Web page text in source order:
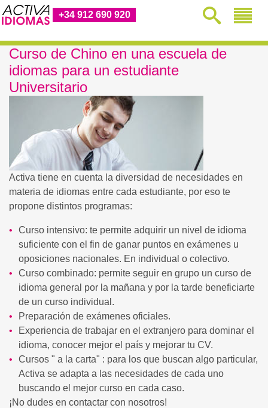
+34 912 690 920
Curso de Chino en una escuela de
idiomas para un estudiante
Universitario
Activa tiene en cuenta la diversidad de necesidades en
materia de idiomas entre cada estudiante, por eso te
propone distintos programas:
Curso intensivo: te permite adquirir un nivel de idioma
suficiente con el fin de ganar puntos en exámenes u
oposiciones nacionales. En individual o colectivo.
Curso combinado: permite seguir en grupo un curso de
idioma general por la mañana y por la tarde beneficiarte
de un curso individual.
Preparación de exámenes oficiales.
Experiencia de trabajar en el extranjero para dominar el
idioma, conocer mejor el país y mejorar tu CV.
Cursos " a la carta" : para los que buscan algo particular,
Activa se adapta a las necesidades de cada uno
buscando el mejor curso en cada caso.
¡No dudes en contactar con nosotros!